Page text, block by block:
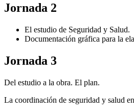
Jornada 2
El estudio de Seguridad y Salud.
Documentación gráfica para la
Jornada 3
Del estudio a la obra. El plan.
La coordinación de seguridad y salud